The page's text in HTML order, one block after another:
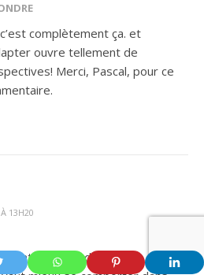
complètement ça. et
ouvre tellement de
Merci, Pascal, pour ce
13H20
intéressant de savoir